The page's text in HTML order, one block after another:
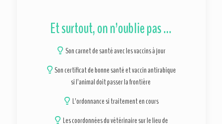
Et surtout, on n’oublie pas …
Son carnet de santé avec les vaccins à jour
Son certificat de bonne santé et vaccin antirabique
si l’animal doit passer la frontière
L’ordonnance si traitement en cours
Les coordonnées du vétérinaire sur le lieu de